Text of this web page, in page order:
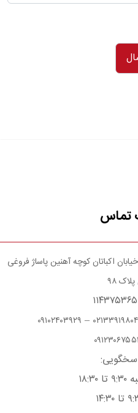
تماس
اکباتان کوچه آهنین پاساژ فروغی
۹۸
۰۲۱۳۳۹۱۹۸۰۴ – ۰۹۱۰۲۴۰۳۹۲۹